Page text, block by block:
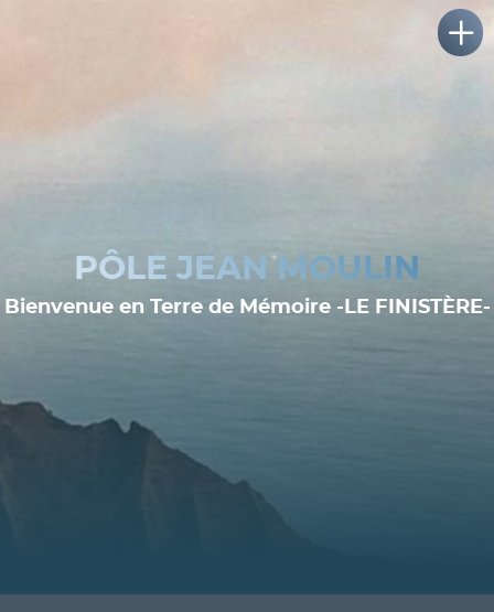
PÔLE JEAN MOULIN
Bienvenue en Terre de Mémoire -LE FINISTÈRE-